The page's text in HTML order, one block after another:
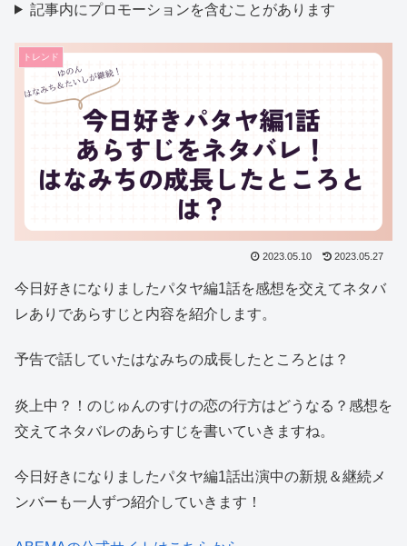
記事内にプロモーションを含むことがあります
トレンド
2023.05.10 2023.05.27
今日好きになりましたパタヤ編1話を感想を交えてネタバ
レありであらすじと内容を紹介します。
予告で話していたはなみちの成長したところとは？
炎上中？！のじゅんのすけの恋の行方はどうなる？感想を
交えてネタバレのあらすじを書いていきますね。
今日好きになりましたパタヤ編1話出演中の新規＆継続メ
ンバーも一人ずつ紹介していきます！